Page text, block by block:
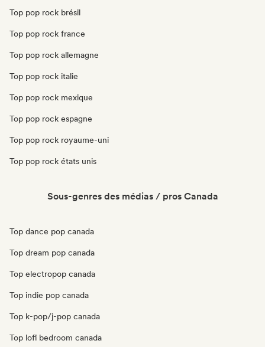
Top pop rock brésil
Top pop rock france
Top pop rock allemagne
Top pop rock italie
Top pop rock mexique
Top pop rock espagne
Top pop rock royaume-uni
Top pop rock états unis
Sous-genres des médias / pros Canada
Top dance pop canada
Top dream pop canada
Top electropop canada
Top indie pop canada
Top k-pop/j-pop canada
Top lofi bedroom canada